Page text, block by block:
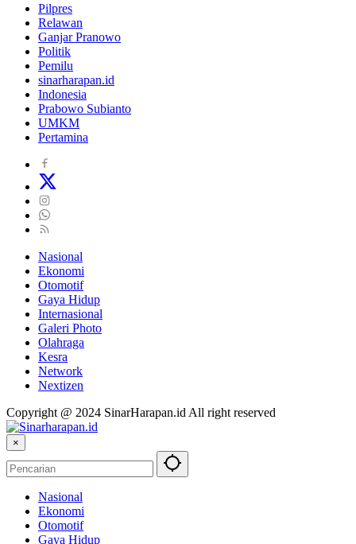
Pilpres
Relawan
Ganjar Pranowo
Politik
Pemilu
sinarharapan.id
Indonesia
Prabowo Subianto
UMKM
Pertamina
Nasional
Ekonomi
Otomotif
Gaya Hidup
Internasional
Galeri Photo
Olahraga
Kesra
Network
Nextizen
Copyright @ 2024 SinarHarapan.id All right reserved
×
Nasional
Ekonomi
Otomotif
Gaya Hidup